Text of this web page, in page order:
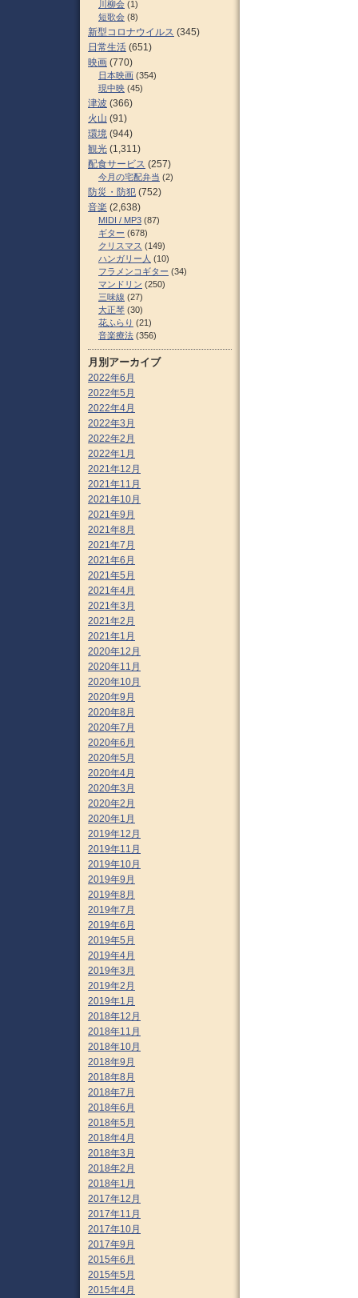
川柳会 (1)
短歌会 (8)
新型コロナウイルス (345)
日常生活 (651)
映画 (770)
日本映画 (354)
現中映 (45)
津波 (366)
火山 (91)
環境 (944)
観光 (1,311)
配食サービス (257)
今月の宅配弁当 (2)
防災・防犯 (752)
音楽 (2,638)
MIDI / MP3 (87)
ギター (678)
クリスマス (149)
ハンガリー人 (10)
フラメンコギター (34)
マンドリン (250)
三味線 (27)
大正琴 (30)
花ふらり (21)
音楽療法 (356)
月別アーカイブ
2022年6月
2022年5月
2022年4月
2022年3月
2022年2月
2022年1月
2021年12月
2021年11月
2021年10月
2021年9月
2021年8月
2021年7月
2021年6月
2021年5月
2021年4月
2021年3月
2021年2月
2021年1月
2020年12月
2020年11月
2020年10月
2020年9月
2020年8月
2020年7月
2020年6月
2020年5月
2020年4月
2020年3月
2020年2月
2020年1月
2019年12月
2019年11月
2019年10月
2019年9月
2019年8月
2019年7月
2019年6月
2019年5月
2019年4月
2019年3月
2019年2月
2019年1月
2018年12月
2018年11月
2018年10月
2018年9月
2018年8月
2018年7月
2018年6月
2018年5月
2018年4月
2018年3月
2018年2月
2018年1月
2017年12月
2017年11月
2017年10月
2017年9月
2015年6月
2015年5月
2015年4月